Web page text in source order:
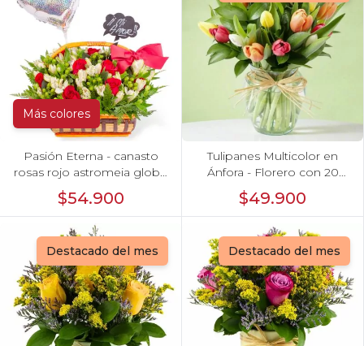
Más colores
Pasión Eterna - canasto
rosas rojo astromeia globo
$54.900
Tulipanes Multicolor en
Ánfora - Florero con 20
tulipanes multicolores
$49.900
Destacado del mes Destacado del mes